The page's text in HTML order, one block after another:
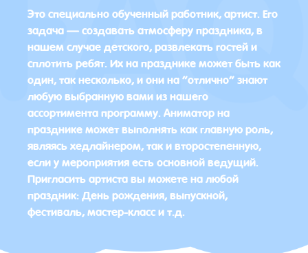
Это специально обученный работник, артист. Его
задача — создавать атмосферу праздника, в
нашем случае детского, развлекать гостей и
сплотить ребят. Их на празднике может быть как
один, так несколько, и они на “отлично” знают
любую выбранную вами из нашего
ассортимента программу. Аниматор на
празднике может выполнять как главную роль,
являясь хедлайнером, так и второстепенную,
если у мероприятия есть основной ведущий.
Пригласить артиста вы можете на любой
праздник: День рождения, выпускной,
фестиваль, мастер-класс и т.д.